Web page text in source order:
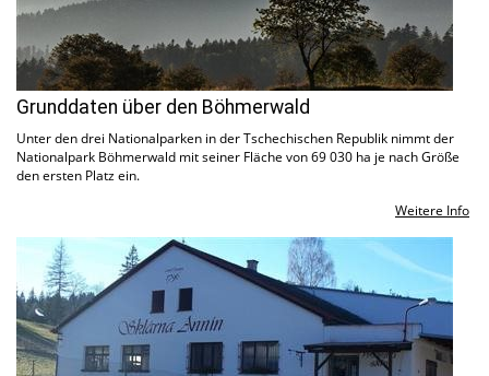
Grunddaten über den Böhmerwald
Unter den drei Nationalparken in der Tschechischen Republik nimmt der
Nationalpark Böhmerwald mit seiner Fläche von 69 030 ha je nach Größe
den ersten Platz ein.
Weitere Info